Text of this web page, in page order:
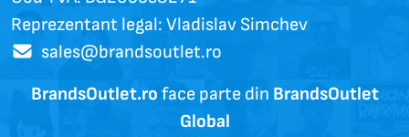
Reprezentant legal: Vladislav Simchev
sales@brandsoutlet.ro
BrandsOutlet.ro face parte din BrandsOutlet
Global